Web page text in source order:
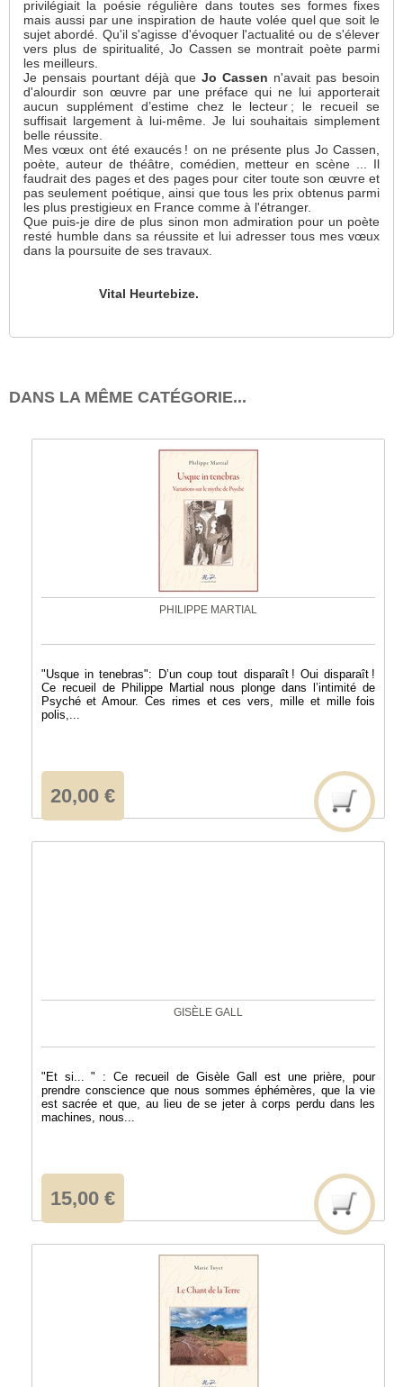
privilégiait la poésie régulière dans toutes ses formes fixes
mais aussi par une inspiration de haute volée quel que soit le
sujet abordé. Qu'il s'agisse d'évoquer l'actualité ou de s'élever
vers plus de spiritualité, Jo Cassen se montrait poète parmi
les meilleurs.
Je pensais pourtant déjà que Jo Cassen n'avait pas besoin
d'alourdir son œuvre par une préface qui ne lui apporterait
aucun supplément d’estime chez le lecteur ; le recueil se
suffisait largement à lui-même. Je lui souhaitais simplement
belle réussite.
Mes vœux ont été exaucés ! on ne présente plus Jo Cassen,
poète, auteur de théâtre, comédien, metteur en scène ... Il
faudrait des pages et des pages pour citer toute son œuvre et
pas seulement poétique, ainsi que tous les prix obtenus parmi
les plus prestigieux en France comme à l'étranger.
Que puis-je dire de plus sinon mon admiration pour un poète
resté humble dans sa réussite et lui adresser tous mes vœux
dans la poursuite de ses travaux.
Vital Heurtebize.
DANS LA MÊME CATÉGORIE...
PHILIPPE MARTIAL
"Usque in tenebras": D’un coup tout disparaît ! Oui disparaît !
Ce recueil de Philippe Martial nous plonge dans l’intimité de
Psyché et Amour. Ces rimes et ces vers, mille et mille fois
polis,...
20,00 €
GISÈLE GALL
"Et si... " : Ce recueil de Gisèle Gall est une prière, pour
prendre conscience que nous sommes éphémères, que la vie
est sacrée et que, au lieu de se jeter à corps perdu dans les
machines, nous...
15,00 €